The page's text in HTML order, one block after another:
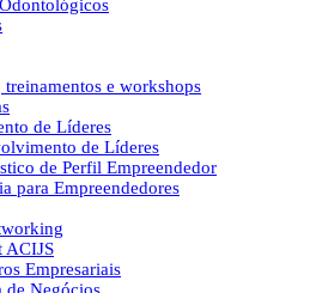
treinamentos e workshops
de Líderes
de Líderes
de Perfil Empreendedor
para Empreendedores
ACIJS
Empresariais